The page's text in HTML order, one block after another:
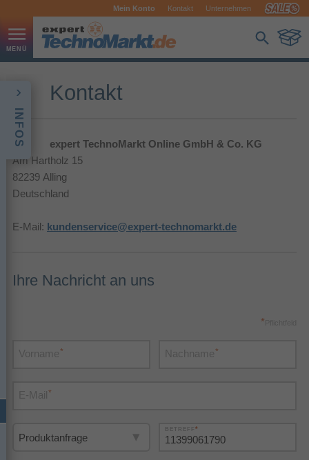
Mein Konto Kontakt Unternehmen
INFOS
Kontakt
expert TechnoMarkt Online GmbH & Co. KG
Am Hartholz 15
82239 Alling
Deutschland
E-Mail: kundenservice@expert-technomarkt.de
Ihre Nachricht an uns
*
Vorname* Nachname*
E-Mail*
*